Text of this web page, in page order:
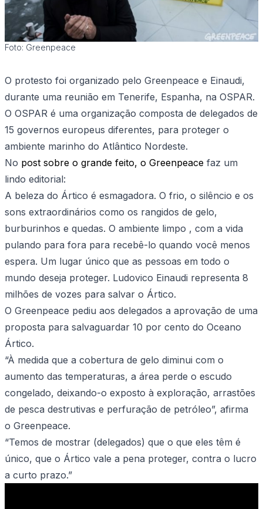
Foto: Greenpeace
O protesto foi organizado pelo Greenpeace e Einaudi,
durante uma reunião em Tenerife, Espanha, na OSPAR.
O OSPAR é uma organização composta de delegados de
15 governos europeus diferentes, para proteger o
ambiente marinho do Atlântico Nordeste.
No post sobre o grande feito, o Greenpeace faz um
lindo editorial:
A beleza do Ártico é esmagadora. O frio, o silêncio e os
sons extraordinários como os rangidos de gelo,
burburinhos e quedas. O ambiente limpo , com a vida
pulando para fora para recebê-lo quando você menos
espera. Um lugar único que as pessoas em todo o
mundo deseja proteger. Ludovico Einaudi representa 8
milhões de vozes para salvar o Ártico.
O Greenpeace pediu aos delegados a aprovação de uma
proposta para salvaguardar 10 por cento do Oceano
Ártico.
“À medida que a cobertura de gelo diminui com o
aumento das temperaturas, a área perde o escudo
congelado, deixando-o exposto à exploração, arrastões
de pesca destrutivas e perfuração de petróleo”, afirma
o Greenpeace.
“Temos de mostrar (delegados) que o que eles têm é
único, que o Ártico vale a pena proteger, contra o lucro
a curto prazo.”